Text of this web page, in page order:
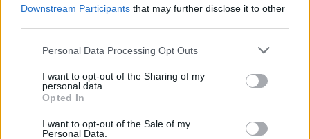
Downstream Participants that may further disclose it to other
Please note that this website/app uses one or more Google
not limited to your visit or usage behaviour. You may click to
grant or deny consent to Google and its third-party tags to
use your data for below specified purposes in below Google
consent section.
Personal Data Processing Opt Outs
I want to opt-out of the Sharing of my
personal data.
Opted In
I want to opt-out of the Sale of my
Personal Data.